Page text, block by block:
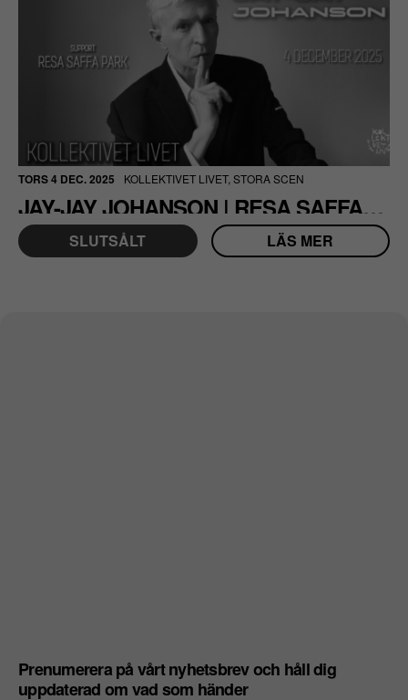
TORS 4 DEC. 2025 KOLLEKTIVET LIVET, STORA SCEN
JAY-JAY JOHANSON | RESA SAFFA PARK | STOCKHOLM
SLUTSÅLT LÄS MER
Prenumerera på vårt nyhetsbrev och håll dig
uppdaterad om vad som händer